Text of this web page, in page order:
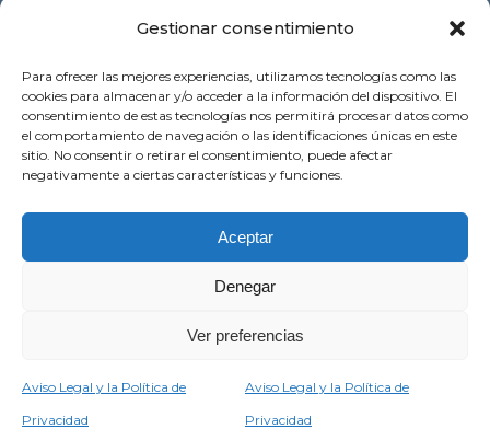
Gestionar consentimiento
Para ofrecer las mejores experiencias, utilizamos tecnologías como las
cookies para almacenar y/o acceder a la información del dispositivo. El
consentimiento de estas tecnologías nos permitirá procesar datos como
el comportamiento de navegación o las identificaciones únicas en este
sitio. No consentir o retirar el consentimiento, puede afectar
negativamente a ciertas características y funciones.
Aceptar
Denegar
Ver preferencias
Aviso Legal y la Política de
Privacidad
Aviso Legal y la Política de
Privacidad
CIRUGÍA ESTÉTICA
COSMETOLOGÍA
SERV. ASOCIADOS
c/ Barón de Pinopar 12-1º. Palma de
Mallorca
Preguntas Frecuentes